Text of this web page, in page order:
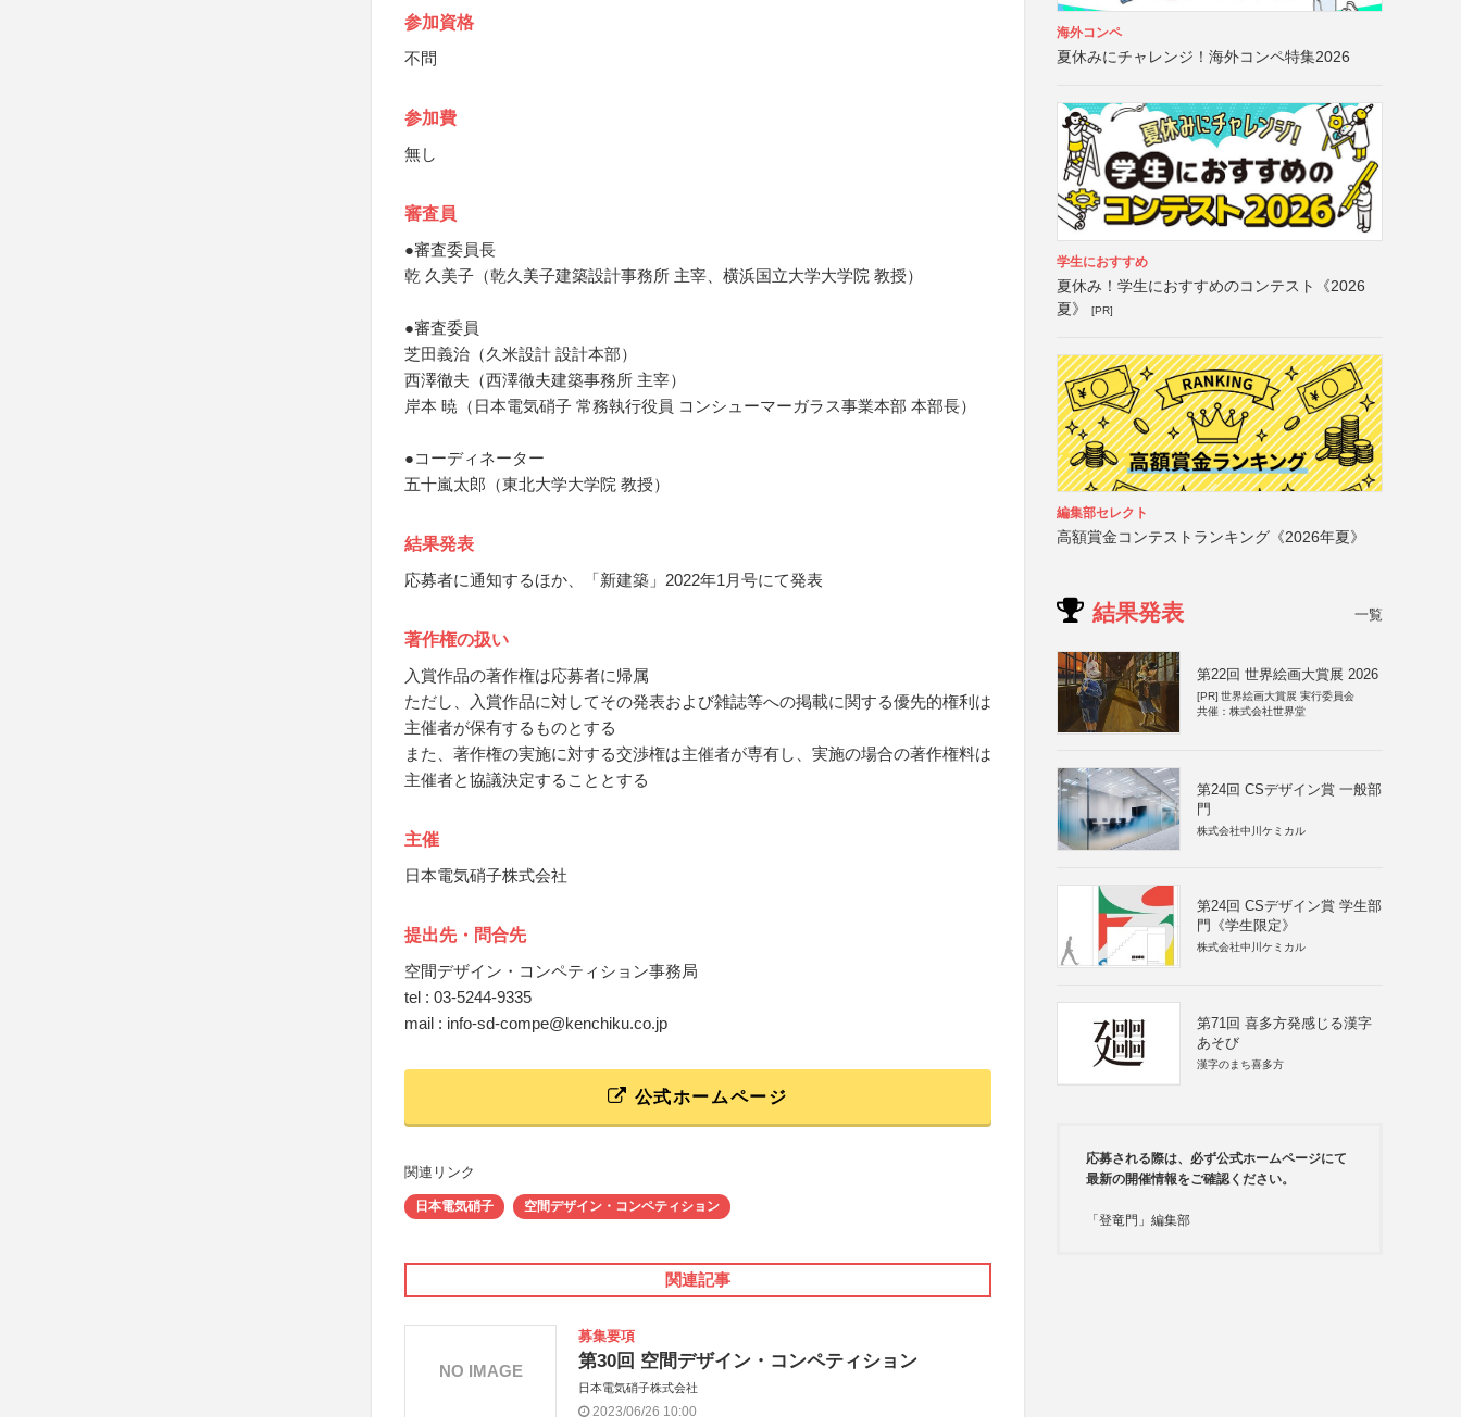
参加資格
不問
参加費
無し
審査員
●審査委員長
乾 久美子（乾久美子建築設計事務所 主宰、横浜国立大学大学院 教授）
●審査委員
芝田義治（久米設計 設計本部）
西澤徹夫（西澤徹夫建築事務所 主宰）
岸本 暁（日本電気硝子 常務執行役員 コンシューマーガラス事業本部 本部長）
●コーディネーター
五十嵐太郎（東北大学大学院 教授）
結果発表
応募者に通知するほか、「新建築」2022年1月号にて発表
著作権の扱い
入賞作品の著作権は応募者に帰属
ただし、入賞作品に対してその発表および雑誌等への掲載に関する優先的権利は
主催者が保有するものとする
また、著作権の実施に対する交渉権は主催者が専有し、実施の場合の著作権料は
主催者と協議決定することとする
主催
日本電気硝子株式会社
提出先・問合先
空間デザイン・コンペティション事務局
tel : 03-5244-9335
mail : info-sd-compe@kenchiku.co.jp
公式ホームページ
関連リンク
日本電気硝子 空間デザイン・コンペティション
関連記事
募集要項
第30回 空間デザイン・コンペティション
日本電気硝子株式会社
2023/06/26 10:00
NO IMAGE
海外コンペ
夏休みにチャレンジ！海外コンペ特集2026
学生におすすめ
夏休み！学生におすすめのコンテスト《2026
夏》
[PR]
編集部セレクト
高額賞金コンテストランキング《2026年夏》
結果発表 一覧
第22回 世界絵画大賞展 2026
[PR] 世界絵画大賞展 実行委員会
共催：株式会社世界堂
第24回 CSデザイン賞 一般部
門
株式会社中川ケミカル
第24回 CSデザイン賞 学生部
門《学生限定》
株式会社中川ケミカル
第71回 喜多方発感じる漢字
あそび
漢字のまち喜多方
応募される際は、必ず公式ホームページにて
最新の開催情報をご確認ください。
「登竜門」編集部